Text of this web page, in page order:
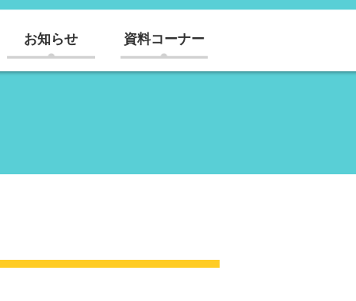
お知らせ 資料コーナー